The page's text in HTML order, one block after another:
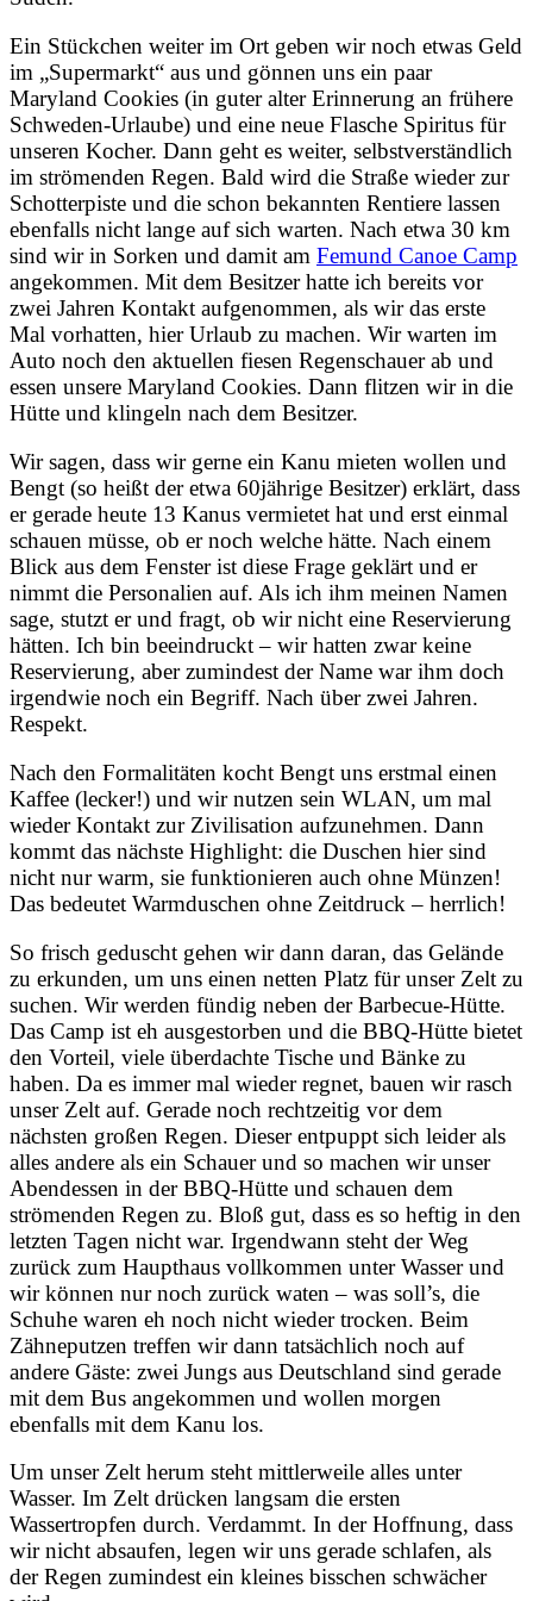
Ein Stückchen weiter im Ort geben wir noch etwas Geld
im „Supermarkt“ aus und gönnen uns ein paar
Maryland Cookies (in guter alter Erinnerung an frühere
Schweden-Urlaube) und eine neue Flasche Spiritus für
unseren Kocher. Dann geht es weiter, selbstverständlich
im strömenden Regen. Bald wird die Straße wieder zur
Schotterpiste und die schon bekannten Rentiere lassen
ebenfalls nicht lange auf sich warten. Nach etwa 30 km
sind wir in Sorken und damit am Femund Canoe Camp
angekommen. Mit dem Besitzer hatte ich bereits vor
zwei Jahren Kontakt aufgenommen, als wir das erste
Mal vorhatten, hier Urlaub zu machen. Wir warten im
Auto noch den aktuellen fiesen Regenschauer ab und
essen unsere Maryland Cookies. Dann flitzen wir in die
Hütte und klingeln nach dem Besitzer.
Wir sagen, dass wir gerne ein Kanu mieten wollen und
Bengt (so heißt der etwa 60jährige Besitzer) erklärt, dass
er gerade heute 13 Kanus vermietet hat und erst einmal
schauen müsse, ob er noch welche hätte. Nach einem
Blick aus dem Fenster ist diese Frage geklärt und er
nimmt die Personalien auf. Als ich ihm meinen Namen
sage, stutzt er und fragt, ob wir nicht eine Reservierung
hätten. Ich bin beeindruckt – wir hatten zwar keine
Reservierung, aber zumindest der Name war ihm doch
irgendwie noch ein Begriff. Nach über zwei Jahren.
Respekt.
Nach den Formalitäten kocht Bengt uns erstmal einen
Kaffee (lecker!) und wir nutzen sein WLAN, um mal
wieder Kontakt zur Zivilisation aufzunehmen. Dann
kommt das nächste Highlight: die Duschen hier sind
nicht nur warm, sie funktionieren auch ohne Münzen!
Das bedeutet Warmduschen ohne Zeitdruck – herrlich!
So frisch geduscht gehen wir dann daran, das Gelände
zu erkunden, um uns einen netten Platz für unser Zelt zu
suchen. Wir werden fündig neben der Barbecue-Hütte.
Das Camp ist eh ausgestorben und die BBQ-Hütte bietet
den Vorteil, viele überdachte Tische und Bänke zu
haben. Da es immer mal wieder regnet, bauen wir rasch
unser Zelt auf. Gerade noch rechtzeitig vor dem
nächsten großen Regen. Dieser entpuppt sich leider als
alles andere als ein Schauer und so machen wir unser
Abendessen in der BBQ-Hütte und schauen dem
strömenden Regen zu. Bloß gut, dass es so heftig in den
letzten Tagen nicht war. Irgendwann steht der Weg
zurück zum Haupthaus vollkommen unter Wasser und
wir können nur noch zurück waten – was soll’s, die
Schuhe waren eh noch nicht wieder trocken. Beim
Zähneputzen treffen wir dann tatsächlich noch auf
andere Gäste: zwei Jungs aus Deutschland sind gerade
mit dem Bus angekommen und wollen morgen
ebenfalls mit dem Kanu los.
Um unser Zelt herum steht mittlerweile alles unter
Wasser. Im Zelt drücken langsam die ersten
Wassertropfen durch. Verdammt. In der Hoffnung, dass
wir nicht absaufen, legen wir uns gerade schlafen, als
der Regen zumindest ein kleines bisschen schwächer